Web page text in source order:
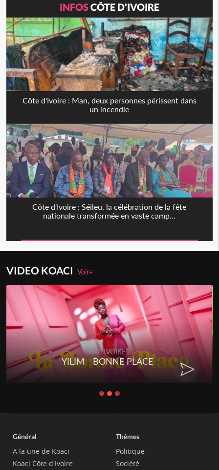
INFOSCÔTE D'IVOIRE
Côte d'Ivoire : Man, deux personnes périssent dans
un incendie
Côte d'Ivoire : Séileu, la célébration de la fête
nationale transformée en vaste camp...
VIDEO KOACIVoir+
RAP IVOIRE
YILIM - BONNE PLACE
Général
A la une de Koaci
Koaci Côte d'Ivoire
Thèmes
Politique
Société